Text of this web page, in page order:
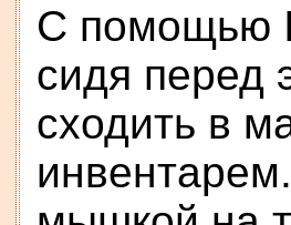
С помощью
сидя перед
сходить в